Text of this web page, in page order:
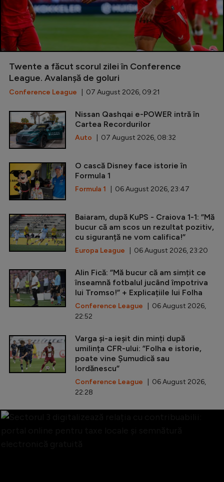
Twente a făcut scorul zilei în Conference
League. Avalanșă de goluri
Conference League | 07 August 2026, 09:21
Nissan Qashqai e-POWER intră în
Cartea Recordurilor
Auto | 07 August 2026, 08:32
O cască Disney face istorie în
Formula 1
Formula 1 | 06 August 2026, 23:47
Baiaram, după KuPS - Craiova 1-1: ”Mă
bucur că am scos un rezultat pozitiv,
cu siguranță ne vom califica!”
Europa League | 06 August 2026, 23:20
Alin Fică: ”Mă bucur că am simțit ce
înseamnă fotbalul jucând împotriva
lui Tromso!” + Explicațiile lui Folha
Conference League | 06 August 2026,
22:52
Varga și-a ieșit din minți după
umilința CFR-ului: ”Folha e istorie,
poate vine Șumudică sau
Iordănescu”
Conference League | 06 August 2026,
22:28